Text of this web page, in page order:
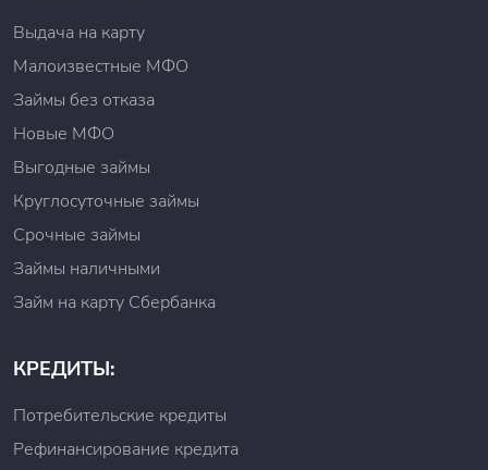
Выдача на карту
Малоизвестные МФО
Займы без отказа
Новые МФО
Выгодные займы
Круглосуточные займы
Срочные займы
Займы наличными
Займ на карту Сбербанка
КРЕДИТЫ:
Потребительские кредиты
Рефинансирование кредита